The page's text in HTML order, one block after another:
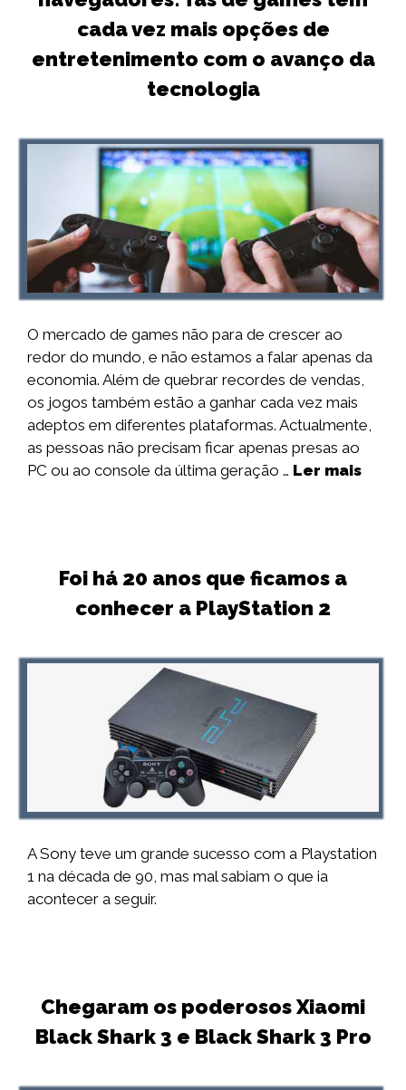
cada vez mais opções de
entretenimento com o avanço da
tecnologia
O mercado de games não para de crescer ao
redor do mundo, e não estamos a falar apenas da
economia. Além de quebrar recordes de vendas,
os jogos também estão a ganhar cada vez mais
adeptos em diferentes plataformas. Actualmente,
as pessoas não precisam ficar apenas presas ao
PC ou ao console da última geração … Ler mais
Foi há 20 anos que ficamos a
conhecer a PlayStation 2
A Sony teve um grande sucesso com a Playstation
1 na década de 90, mas mal sabiam o que ia
acontecer a seguir.
Chegaram os poderosos Xiaomi
Black Shark 3 e Black Shark 3 Pro